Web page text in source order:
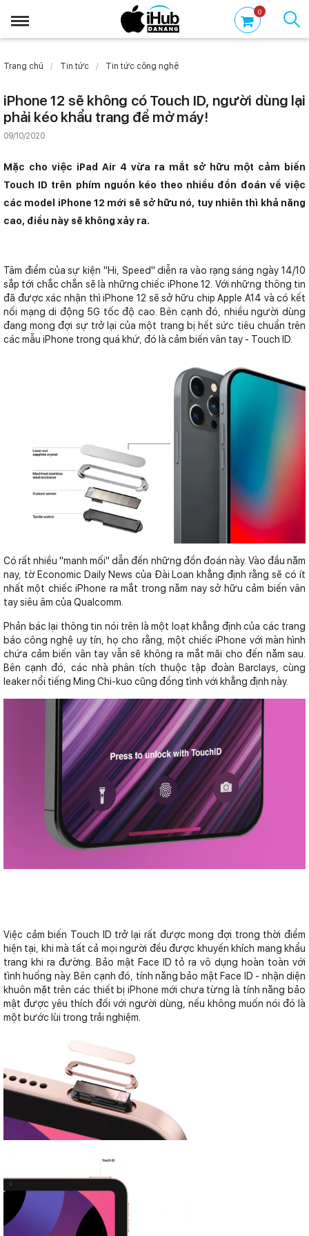
0
Trang chủ Tin tức Tin tức công nghệ
iPhone 12 sẽ không có Touch ID, người dùng lại
phải kéo khẩu trang để mở máy!
09/10/2020
Mặc cho việc iPad Air 4 vừa ra mắt sở hữu một cảm biến
Touch ID trên phím nguồn kéo theo nhiều đồn đoán về việc
các model iPhone 12 mới sẽ sở hữu nó, tuy nhiên thì khả năng
cao, điều này sẽ không xảy ra.
Tâm điểm của sự kiện "Hi, Speed" diễn ra vào rạng sáng ngày 14/10
sắp tới chắc chắn sẽ là những chiếc iPhone 12. Với những thông tin
đã được xác nhận thì iPhone 12 sẽ sở hữu chip Apple A14 và có kết
nối mạng di động 5G tốc độ cao. Bên cạnh đó, nhiều người dùng
đang mong đợi sự trở lại của một trang bị hết sức tiêu chuẩn trên
các mẫu iPhone trong quá khứ, đó là cảm biến vân tay - Touch ID.
Có rất nhiều "manh mối" dẫn đến những đồn đoán này. Vào đầu năm
nay, tờ Economic Daily News của Đài Loan khẳng định rằng sẽ có ít
nhất một chiếc iPhone ra mắt trong năm nay sở hữu cảm biến vân
tay siêu âm của Qualcomm.
Phản bác lại thông tin nói trên là một loạt khẳng định của các trang
báo công nghệ uy tín, họ cho rằng, một chiếc iPhone với màn hình
chứa cảm biến vân tay vẫn sẽ không ra mắt mãi cho đến năm sau.
Bên cạnh đó, các nhà phân tích thuộc tập đoàn Barclays, cùng
leaker nổi tiếng Ming Chi-kuo cũng đồng tình với khẳng định này.
Việc cảm biến Touch ID trở lại rất được mong đợi trong thời điểm
hiện tại, khi mà tất cả mọi người đều được khuyến khích mang khẩu
trang khi ra đường. Bảo mật Face ID tỏ ra vô dụng hoàn toàn với
tình huống này. Bên cạnh đó, tính năng bảo mật Face ID - nhận diện
khuôn mặt trên các thiết bị iPhone mới chưa từng là tính năng bảo
mật được yêu thích đối với người dùng, nếu không muốn nói đó là
một bước lùi trong trải nghiệm.